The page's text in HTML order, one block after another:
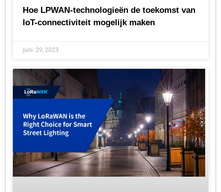
Hoe LPWAN-technologieën de toekomst van
IoT-connectiviteit mogelijk maken
juni- 29, 2023